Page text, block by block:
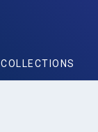
COLLECTIONS